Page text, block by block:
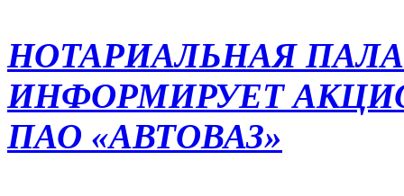
НОТАРИАЛЬНАЯ
ИНФОРМИРУЕТ
ПАО «АВТОВАЗ»